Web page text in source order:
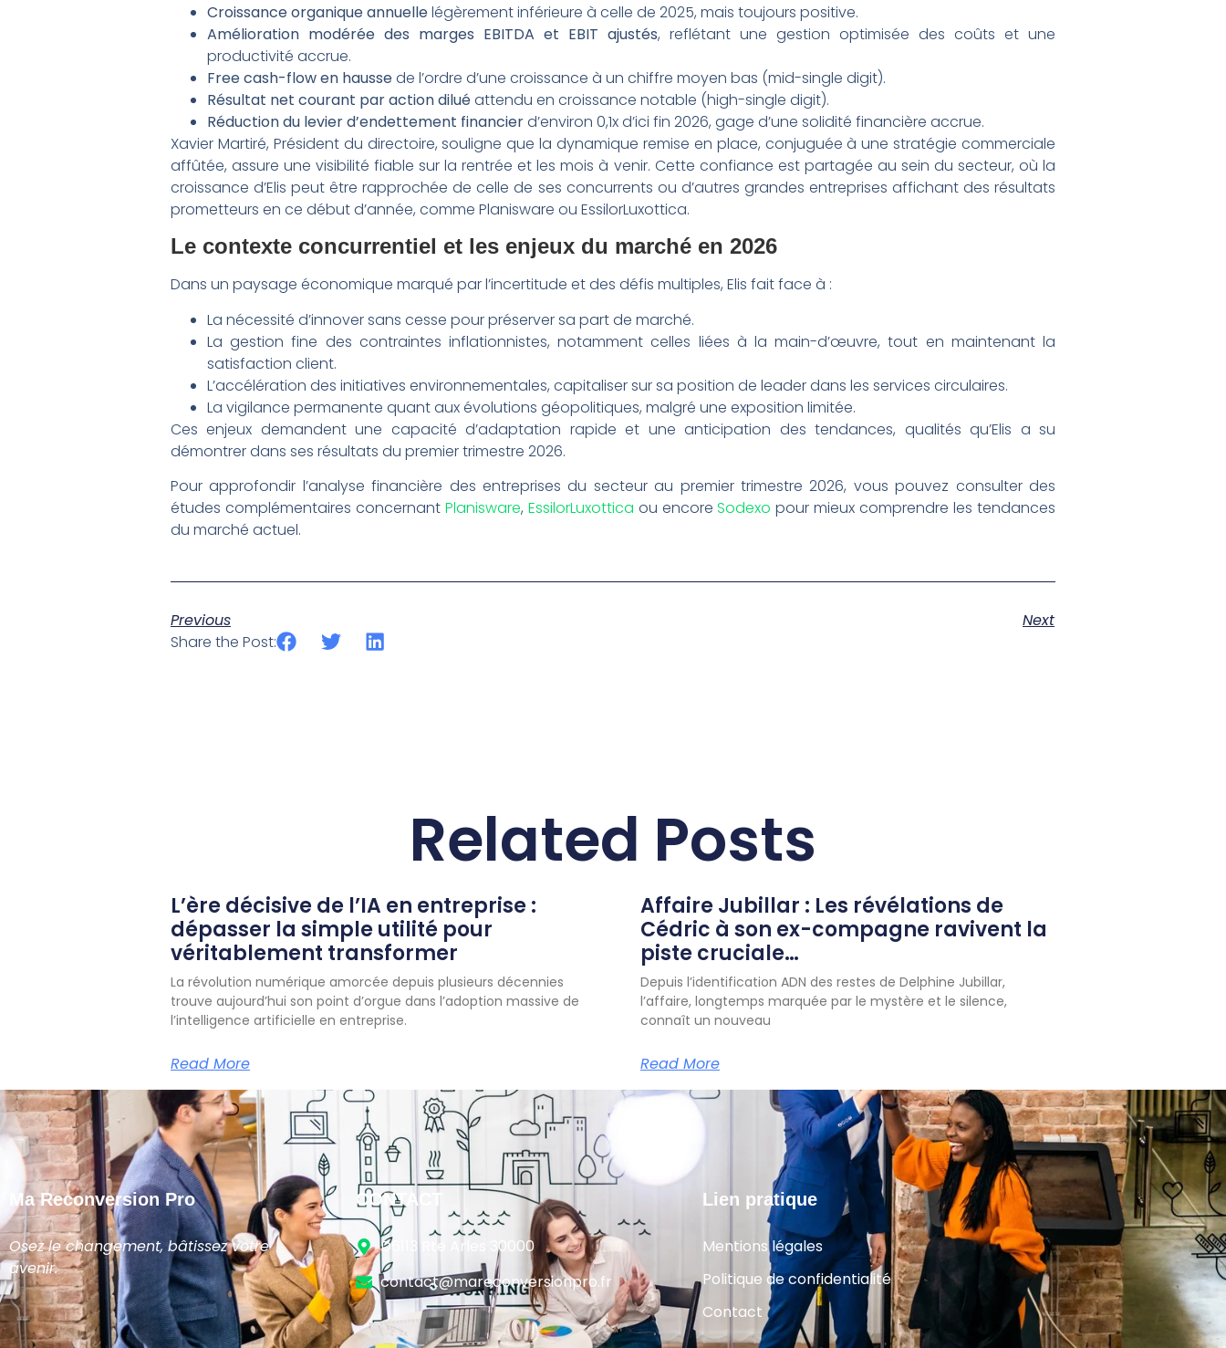
Croissance organique annuellelégèrement inférieure à celle de 2025, mais toujours positive.
Amélioration modérée des marges EBITDA et EBIT ajustés, reflétant une gestion optimisée des coûts et une
productivité accrue.
Free cash-flow en haussede l’ordre d’une croissance à un chiffre moyen bas (mid-single digit).
Résultat net courant par action diluéattendu en croissance notable (high-single digit).
Réduction du levier d’endettement financierd’environ 0,1x d’ici fin 2026, gage d’une solidité financière accrue.
Xavier Martiré, Président du directoire, souligne que la dynamique remise en place, conjuguée à une stratégie commerciale
affûtée, assure une visibilité fiable sur la rentrée et les mois à venir. Cette confiance est partagée au sein du secteur, où la
croissance d’Elis peut être rapprochée de celle de ses concurrents ou d’autres grandes entreprises affichant des résultats
prometteurs en ce début d’année, comme Planisware ou EssilorLuxottica.
Le contexte concurrentiel et les enjeux du marché en 2026
Dans un paysage économique marqué par l’incertitude et des défis multiples, Elis fait face à :
La nécessité d’innover sans cesse pour préserver sa part de marché.
La gestion fine des contraintes inflationnistes, notamment celles liées à la main-d’œuvre, tout en maintenant la
satisfaction client.
L’accélération des initiatives environnementales, capitaliser sur sa position de leader dans les services circulaires.
La vigilance permanente quant aux évolutions géopolitiques, malgré une exposition limitée.
Ces enjeux demandent une capacité d’adaptation rapide et une anticipation des tendances, qualités qu’Elis a su
démontrer dans ses résultats du premier trimestre 2026.
Pour approfondir l’analyse financière des entreprises du secteur au premier trimestre 2026, vous pouvez consulter des
études complémentaires concernant Planisware, EssilorLuxottica ou encoreSodexo pour mieux comprendre les tendances
du marché actuel.
Previous
Next
Share the Post:
Related Posts
L’ère décisive de l’IA en entreprise :
dépasser la simple utilité pour
véritablement transformer
La révolution numérique amorcée depuis plusieurs décennies
trouve aujourd’hui son point d’orgue dans l’adoption massive de
l’intelligence artificielle en entreprise.
Read More
Affaire Jubillar : Les révélations de
Cédric à son ex-compagne ravivent la
piste cruciale…
Depuis l’identification ADN des restes de Delphine Jubillar,
l’affaire, longtemps marquée par le mystère et le silence,
connaît un nouveau
Read More
Ma Reconversion Pro
Osez le changement, bâtissez votre
avenir.
CONTACT
D6113 Rte Arles 30000
contact@mareconversionpro.fr
Lien pratique
Mentions légales
Politique de confidentialité
Contact